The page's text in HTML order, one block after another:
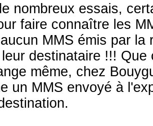
nombreux essais,
faire connaître les
MMS émis par la
destinataire !!!
même, chez
un MMS envoyé à